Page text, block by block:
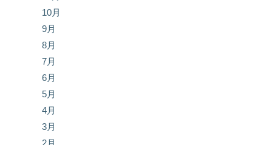
10月
9月
8月
7月
6月
5月
4月
3月